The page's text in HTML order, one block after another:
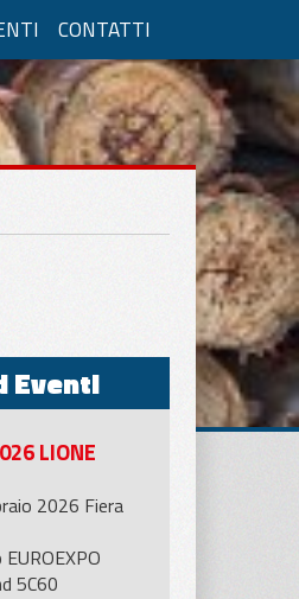
CONTATTI
Fisse in orizzontale
Eventi
LIONE
2026 Fiera
5C60